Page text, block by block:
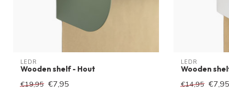
LEDR
Wooden shelf - Hout
€19,95 €7,95
LEDR
Wooden
€14,95 €7,95